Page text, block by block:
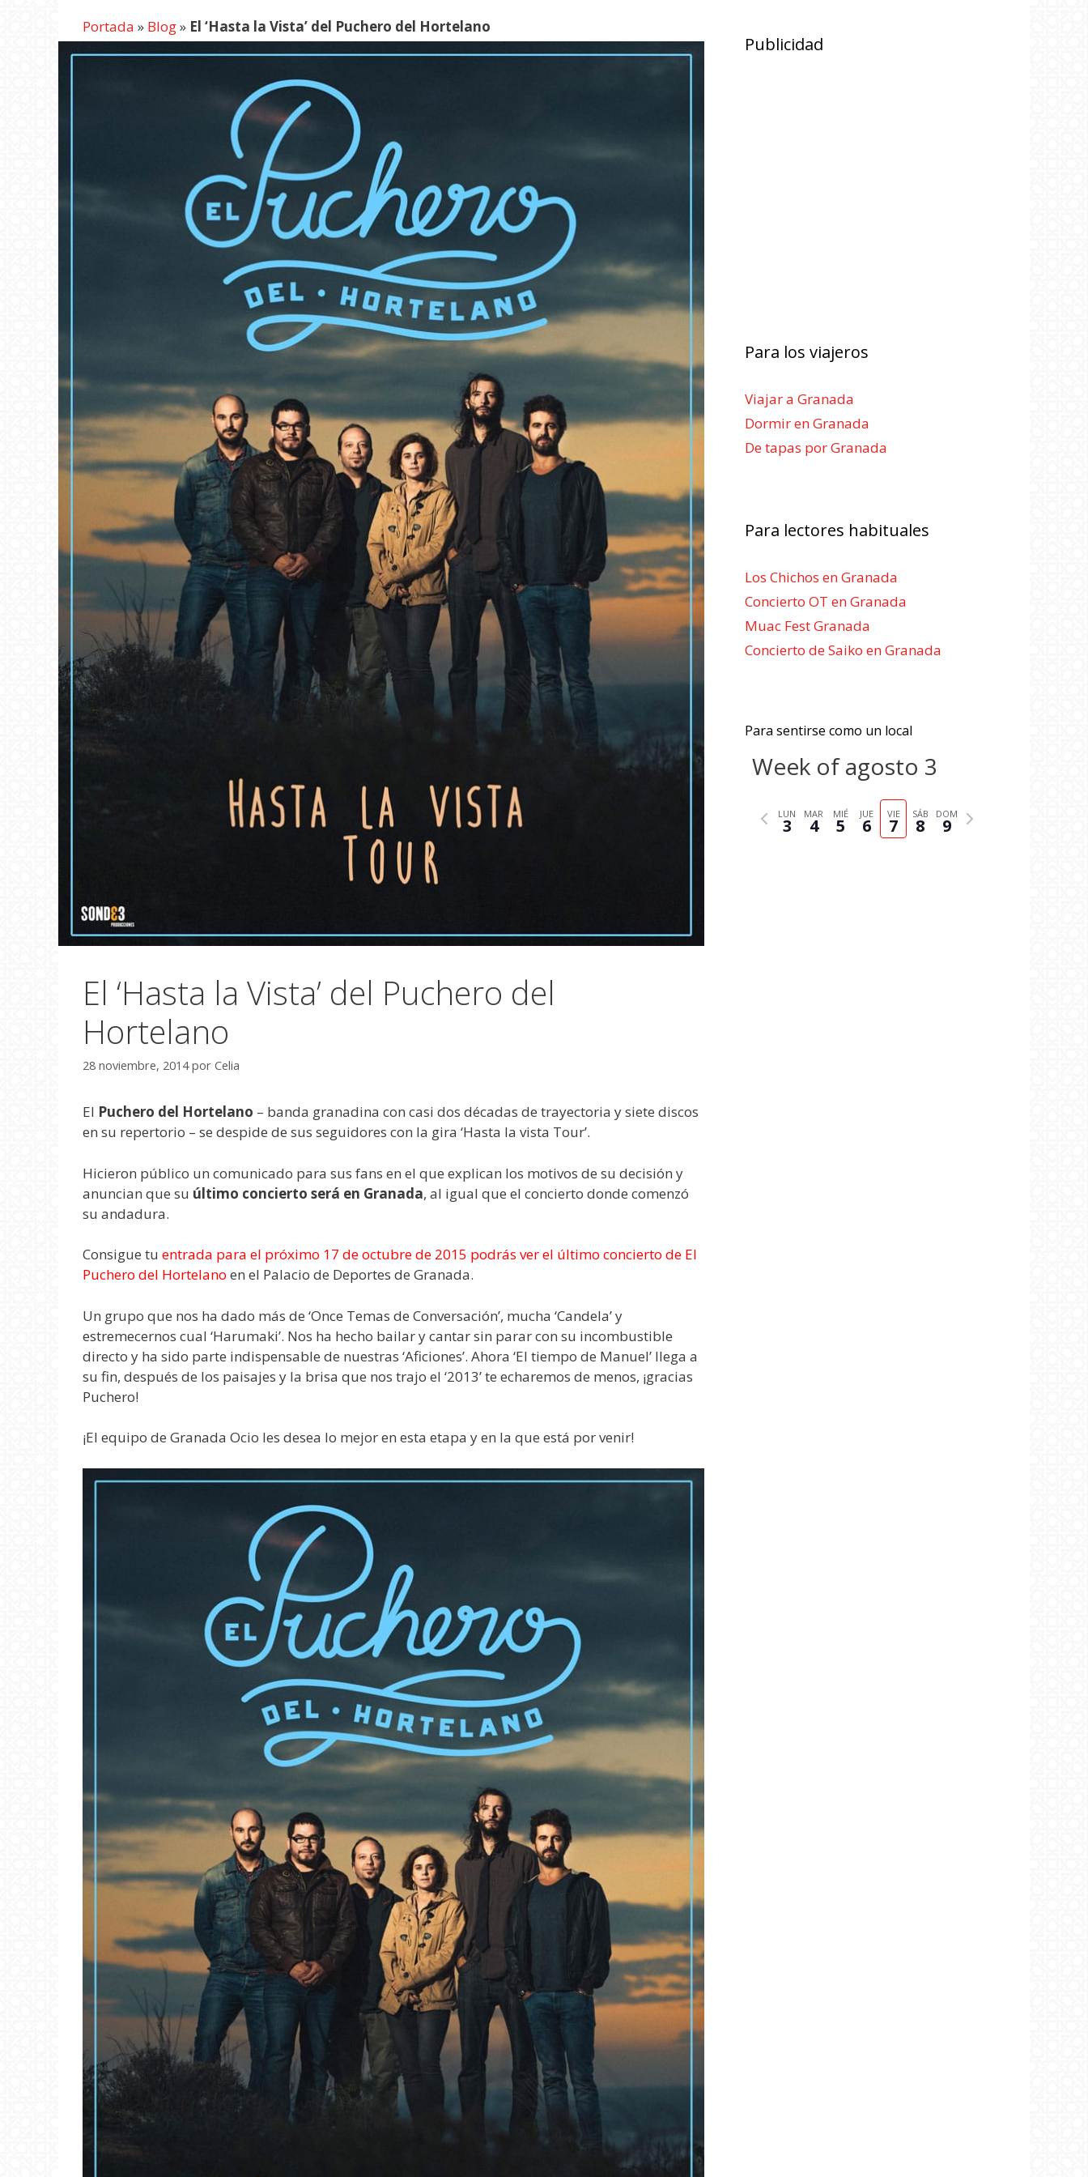
Portada » Blog» El ‘Hasta la Vista’ del Puchero del Hortelano
El ‘Hasta la Vista’ del Puchero del
Hortelano
28 noviembre, 2014 por Celia
El Puchero del Hortelano – banda granadina con casi dos décadas de trayectoria y siete discos
en su repertorio – se despide de sus seguidores con la gira ‘Hasta la vista Tour’.
Hicieron público un comunicado para sus fans en el que explican los motivos de su decisión y
anuncian que su último concierto será en Granada, al igual que el concierto donde comenzó
su andadura.
Consigue tu entrada para el próximo 17 de octubre de 2015 podrás ver el último concierto de El
Puchero del Hortelano en el Palacio de Deportes de Granada.
Un grupo que nos ha dado más de ‘Once Temas de Conversación’, mucha ‘Candela’ y
estremecernos cual ‘Harumaki’. Nos ha hecho bailar y cantar sin parar con su incombustible
directo y ha sido parte indispensable de nuestras ‘Aficiones’. Ahora ‘El tiempo de Manuel’ llega a
su fin, después de los paisajes y la brisa que nos trajo el ‘2013’ te echaremos de menos, ¡gracias
Puchero!
¡El equipo de Granada Ocio les desea lo mejor en esta etapa y en la que está por venir!
Publicidad
Para los viajeros
Viajar a Granada
Dormir en Granada
De tapas por Granada
Para lectores habituales
Los Chichos en Granada
Concierto OT en Granada
Muac Fest Granada
Concierto de Saiko en Granada
Para sentirse como un local
Week of agosto 3
LUN
3
MAR
4
MIÉ
5
JUE
6
VIE
7
SÁB
8
DOM
9
N